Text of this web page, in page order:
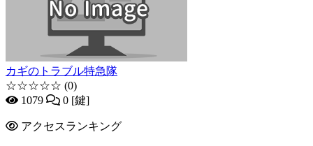
カギのトラブル特急隊
☆☆☆☆☆ (0)
1079
0 [鍵]
アクセスランキング